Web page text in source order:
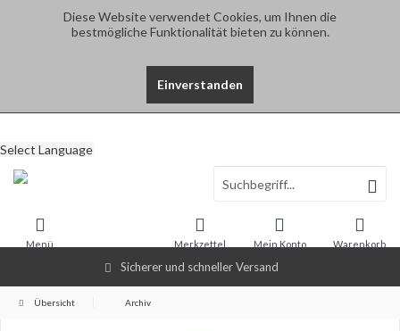
Diese Website verwendet Cookies, um Ihnen die
bestmögliche Funktionalität bieten zu können.
Einverstanden
Sicherer und schneller Versand
Select Language
Warenkorb
Merkzettel Mein Konto
Menü
Übersicht Archiv